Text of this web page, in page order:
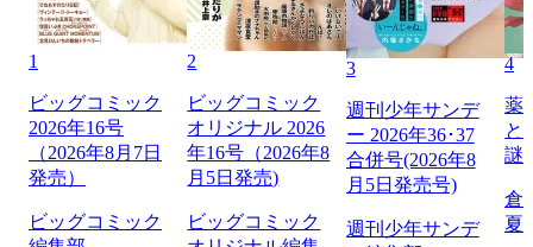
1
ビッグコミック
2026年16号
（2026年8月7日
発売）
ビッグコミック
2
ビッグコミック
オリジナル 2026
年16号（2026年8
月5日発売)
ビッグコミック
3
週刊少年サンデ
ー 2026年36･37
合併号(2026年8
月5日発売号)
週刊少年サンデ
4
薬
と
謎
倉
夏